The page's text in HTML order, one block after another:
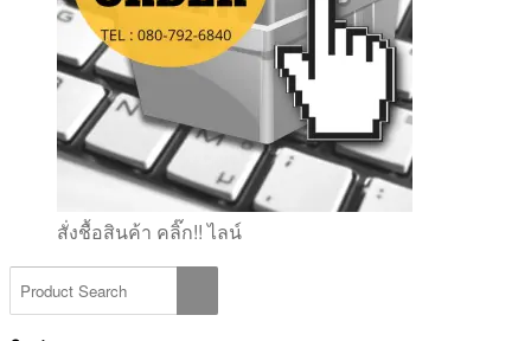
สั่งชื้อสินค้า คลิ๊ก!! ไลน์